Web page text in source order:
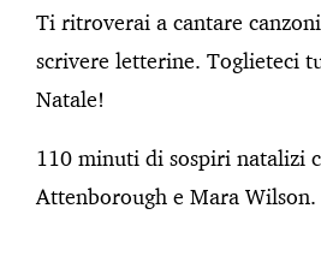
Ti ritroverai a cantare
scrivere letterine. Toglieteci
Natale!
110 minuti di sospiri natalizi
Attenborough e Mara Wilson.